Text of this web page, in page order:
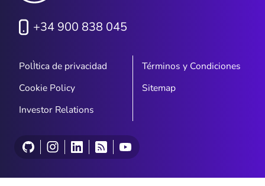
+34 900 838 045
PolÌtica de privacidad
Términos y Condiciones
Cookie Policy
Sitemap
Investor Relations